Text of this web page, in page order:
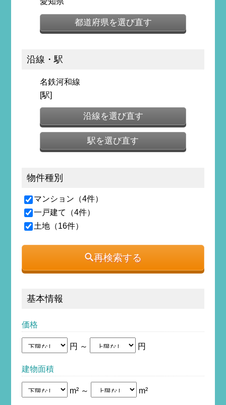
都道府県を選び直す
沿線・駅
名鉄河和線
[駅]
沿線を選び直す
駅を選び直す
物件種別
マンション（4件）
一戸建て（4件）
土地（16件）
再検索する
基本情報
価格
円 ～ 円
建物面積
m² ～ m²